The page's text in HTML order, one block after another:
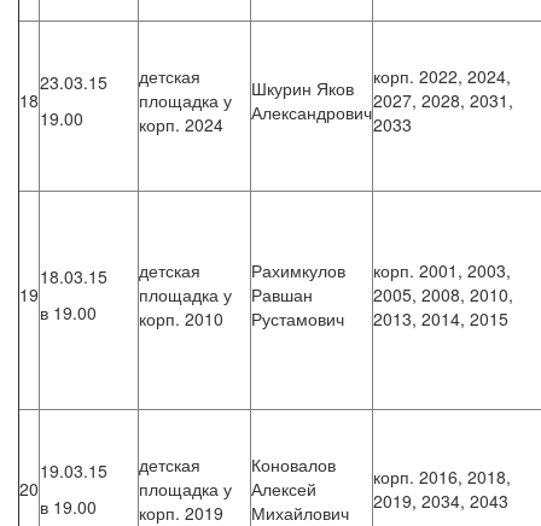
18
23.03.15
19.00
детская
площадка у
корп. 2024
Шкурин Яков
Александрович
корп. 2022, 2024,
2027, 2028, 2031,
2033
19
18.03.15
в 19.00
детская
площадка у
корп. 2010
Рахимкулов
Равшан
Рустамович
корп. 2001, 2003,
2005, 2008, 2010,
2013, 2014, 2015
20
19.03.15
в 19.00
детская
площадка у
корп. 2019
Коновалов
Алексей
Михайлович
корп. 2016, 2018,
2019, 2034, 2043